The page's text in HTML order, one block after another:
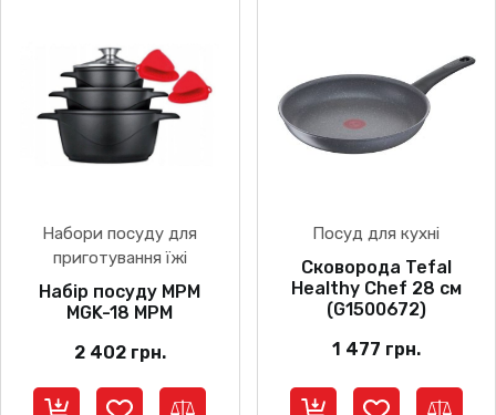
Набори посуду для
приготування їжі
Набір посуду МРМ
MGK-18 МРМ
2 402 грн.
Посуд для кухні
Сковорода Tefal
Healthy Chef 28 см
(G1500672)
1 477 грн.